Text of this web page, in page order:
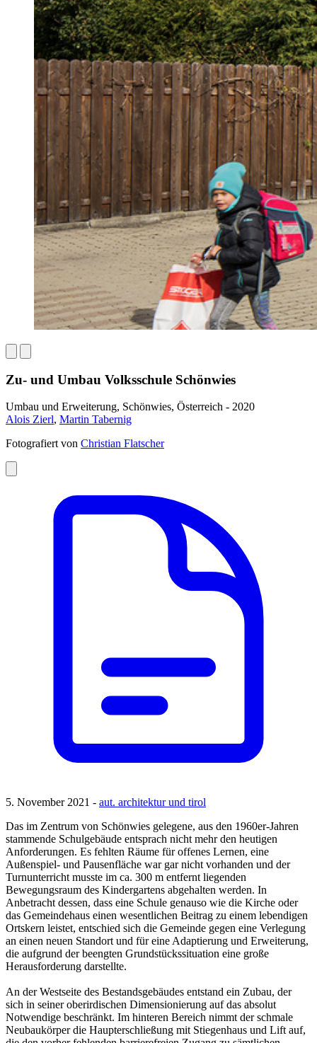
Zu- und Umbau Volksschule Schönwies
Umbau und Erweiterung, Schönwies, Österreich - 2020
Alois Zierl, Martin Tabernig
Fotografiert von Christian Flatscher
5. November 2021 - aut. architektur und tirol
Das im Zentrum von Schönwies gelegene, aus den 1960er-Jahren
stammende Schulgebäude entsprach nicht mehr den heutigen
Anforderungen. Es fehlten Räume für offenes Lernen, eine
Außenspiel- und Pausenfläche war gar nicht vorhanden und der
Turnunterricht musste im ca. 300 m entfernt liegenden
Bewegungsraum des Kindergartens abgehalten werden. In
Anbetracht dessen, dass eine Schule genauso wie die Kirche oder
das Gemeindehaus einen wesentlichen Beitrag zu einem lebendigen
Ortskern leistet, entschied sich die Gemeinde gegen eine Verlegung
an einen neuen Standort und für eine Adaptierung und Erweiterung,
die aufgrund der beengten Grundstückssituation eine große
Herausforderung darstellte.
An der Westseite des Bestandsgebäudes entstand ein Zubau, der
sich in seiner oberirdischen Dimensionierung auf das absolut
Notwendige beschränkt. Im hinteren Bereich nimmt der schmale
Neubaukörper die Haupterschließung mit Stiegenhaus und Lift auf,